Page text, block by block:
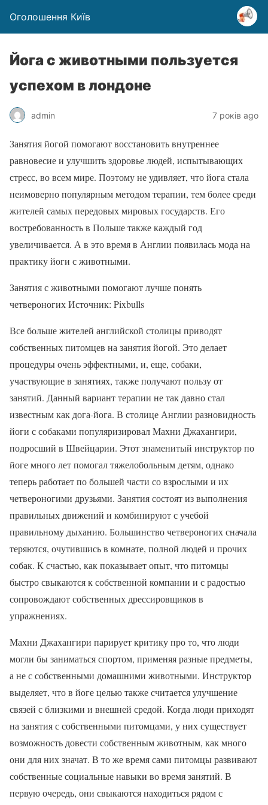
Оголошення Київ
Йога с животными пользуется
успехом в лондоне
admin 7 років ago
Занятия йогой помогают восстановить внутреннее
равновесие и улучшить здоровье людей, испытывающих
стресс, во всем мире. Поэтому не удивляет, что йога стала
неимоверно популярным методом терапии, тем более среди
жителей самых передовых мировых государств. Его
востребованность в Польше также каждый год
увеличивается. А в это время в Англии появилась мода на
практику йоги с животными.
Занятия с животными помогают лучше понять
четвероногих Источник: Pixbulls
Все больше жителей английской столицы приводят
собственных питомцев на занятия йогой. Это делает
процедуры очень эффектными, и, еще, собаки,
участвующие в занятиях, также получают пользу от
занятий. Данный вариант терапии не так давно стал
известным как дога-йога. В столице Англии разновидность
йоги с собаками популяризировал Махни Джахангири,
подросший в Швейцарии. Этот знаменитый инструктор по
йоге много лет помогал тяжелобольным детям, однако
теперь работает по большей части со взрослыми и их
четвероногими друзьями. Занятия состоят из выполнения
правильных движений и комбинируют с учебой
правильному дыханию. Большинство четвероногих сначала
теряются, очутившись в комнате, полной людей и прочих
собак. К счастью, как показывает опыт, что питомцы
быстро свыкаются к собственной компании и с радостью
сопровождают собственных дрессировщиков в
упражнениях.
Махни Джахангири парирует критику про то, что люди
могли бы заниматься спортом, применяя разные предметы,
а не с собственными домашними животными. Инструктор
выделяет, что в йоге целью также считается улучшение
связей с близкими и внешней средой. Когда люди приходят
на занятия с собственными питомцами, у них существует
возможность довести собственным животным, как много
они для них значат. В то же время сами питомцы развивают
собственные социальные навыки во время занятий. В
первую очередь, они свыкаются находиться рядом с